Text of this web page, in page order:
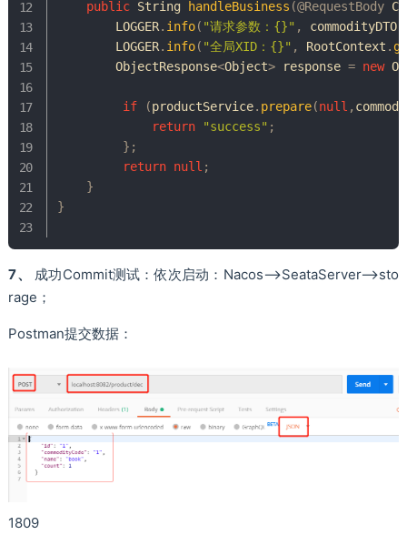
public String handleBusiness (@RequestBody
        LOGGER
. info( "请求参数：{}" , commodityDTO.
        LOGGER
. info( "全局XID：{}" , RootContext .
ObjectResponse<Object> response = new
if (productService. prepare(null ,
return
"success" ;
} ;
return null ;
}
}
7、
成功Commit测试：依次启动：Nacos-->SeataServer-->sto
rage；
Postman提交数据：
1809